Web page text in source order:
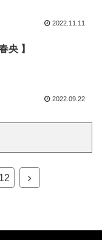
2022.11.11
央 】
2022.09.22
12